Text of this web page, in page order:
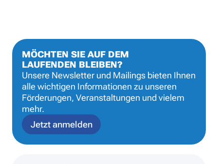
MÖCHTEN SIE AUF DEM
LAUFENDEN BLEIBEN?
Unsere Newsletter und Mailings bieten Ihnen
alle wichtigen Informationen zu unseren
Förderungen, Veranstaltungen und vielem
mehr.
Jetzt anmelden